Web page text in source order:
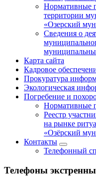
Нормативные
территории
«Озерский
Сведения о
Карта сайта
Кадровое
Прокуратура
Экологическая
Погребение и
Нормативные
Реестр
на рынке
«Озёрский
Контакты
Телефонный
Телефоны